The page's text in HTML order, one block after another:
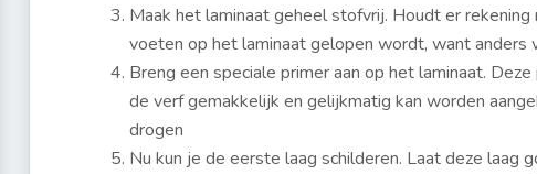
Maak het laminaat geheel stofvrij. Houdt er
voeten op het laminaat gelopen wordt, want
Breng een speciale primer aan op het laminaat.
de verf gemakkelijk en gelijkmatig kan worden
drogen
Nu kun je de eerste laag schilderen. Laat deze laag